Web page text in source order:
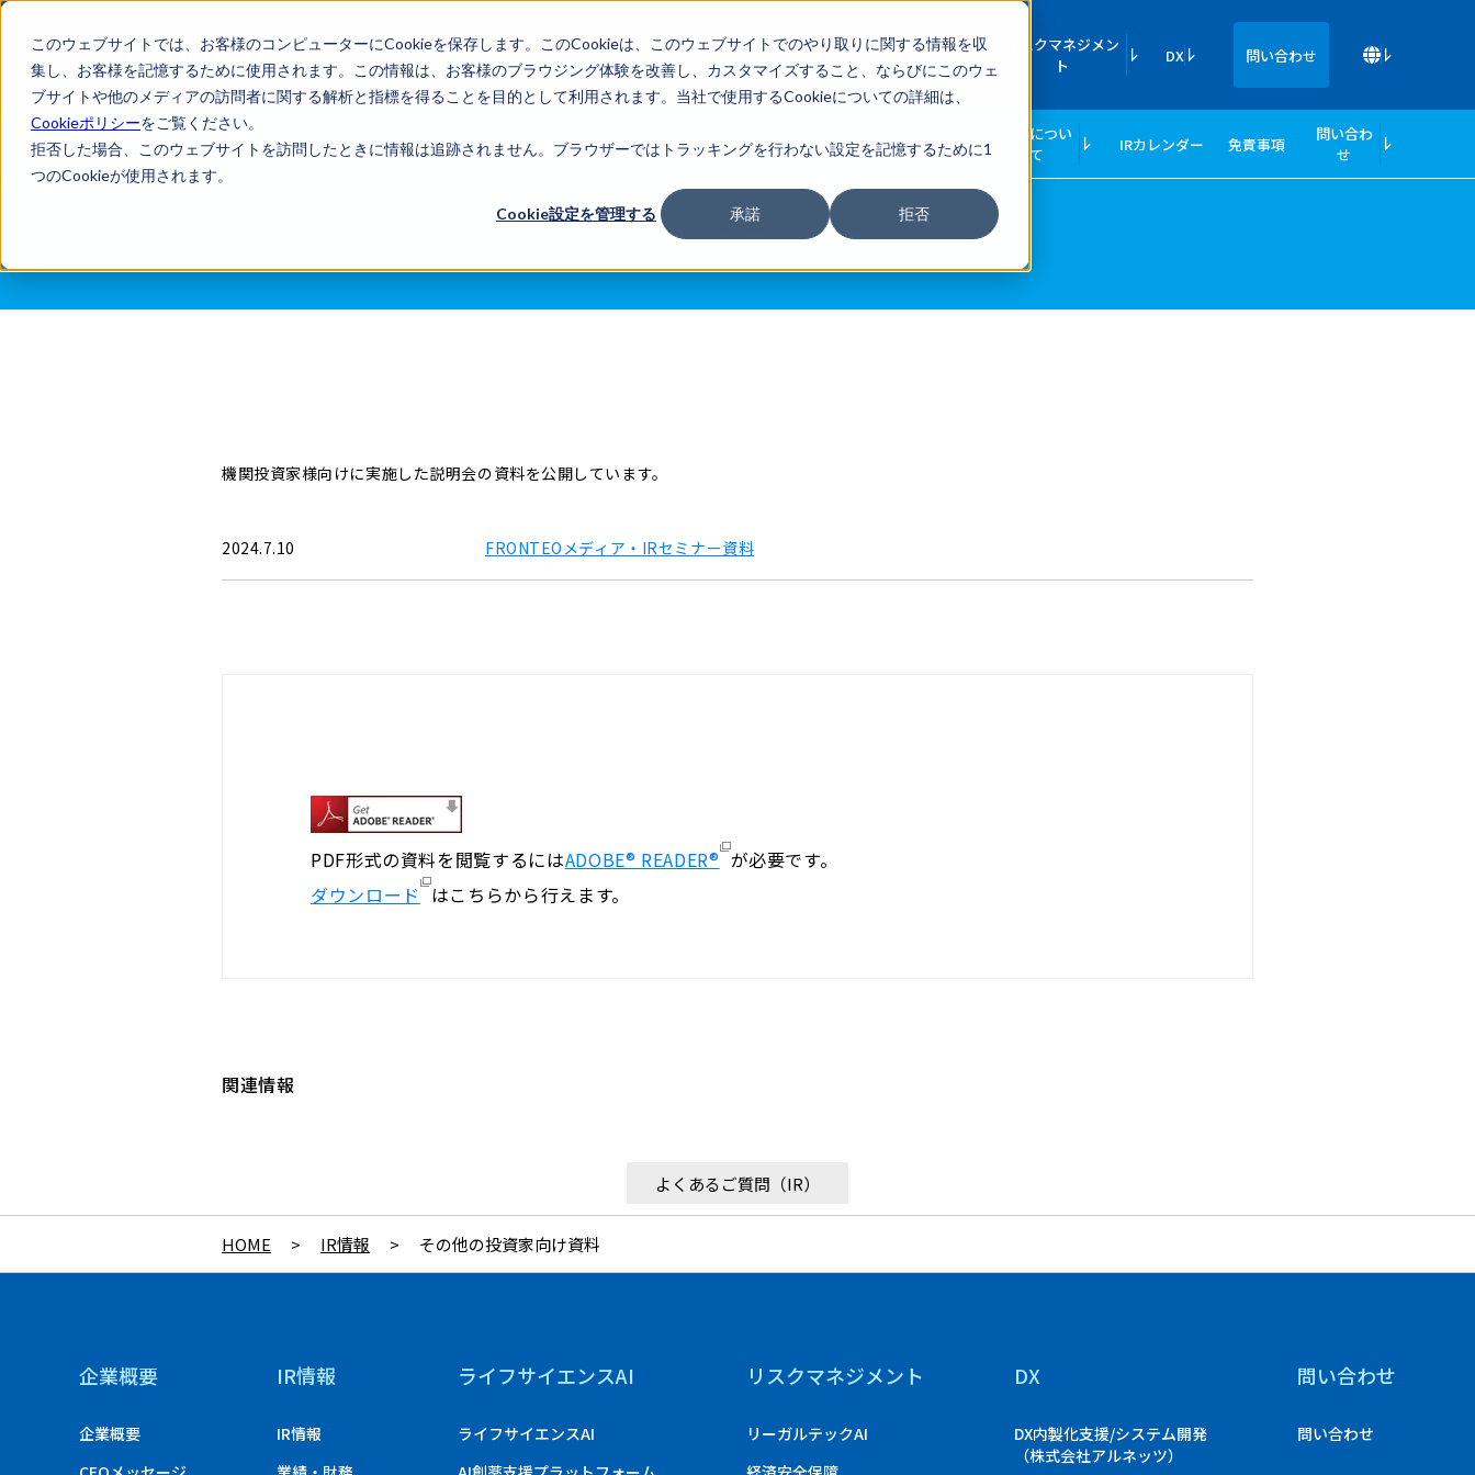
このウェブサイトでは、お客様のコンピューターにCookieを保存します。このCookieは、このウェブサイトでのやり取りに関する情報を収
集し、お客様を記憶するために使用されます。この情報は、お客様のブラウジング体験を改善し、カスタマイズすること、ならびにこのウェ
ブサイトや他のメディアの訪問者に関する解析と指標を得ることを目的として利用されます。当社で使用するCookieについての詳細は、
Cookieポリシーをご覧ください。
拒否した場合、このウェブサイトを訪問したときに情報は追跡されません。ブラウザーではトラッキングを行わない設定を記憶するために1
つのCookieが使用されます。
Cookie設定を管理する 承諾 拒否
企業情
報
IR情報 ライフサイエンスAI
リスクマネジメン
ト
DX 問い合わせ
Investor Relations
針
務
室
株式につい
て
IRカレンダー 免責事項
問い合わ
せ
その他投資家向け資料
機関投資家様向けに実施した説明会の資料を公開しています。
2024.7.10 FRONTEOメディア・IRセミナー資料
PDF形式の資料を閲覧するにはADOBE® READER® が必要です。
ダウンロード はこちらから行えます。
関連情報
よくあるご質問（IR）
HOME > IR情報 > その他の投資家向け資料
企業概要
企業概要
IR情報
IR情報
ライフサイエンスAI
ライフサイエンスAI
リスクマネジメント
リーガルテックAI
DX
DX内製化支援/システム開発
（株式会社アルネッツ）
問い合わせ
問い合わせ